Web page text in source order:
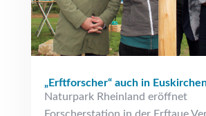
„Erftforscher“ auch in
Naturpark Rheinland eröffnet